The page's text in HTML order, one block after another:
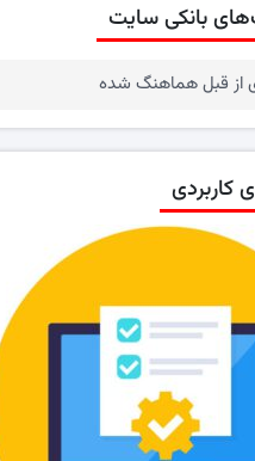
بانکی سایت
از قبل هماهنگ شده
کاربردی